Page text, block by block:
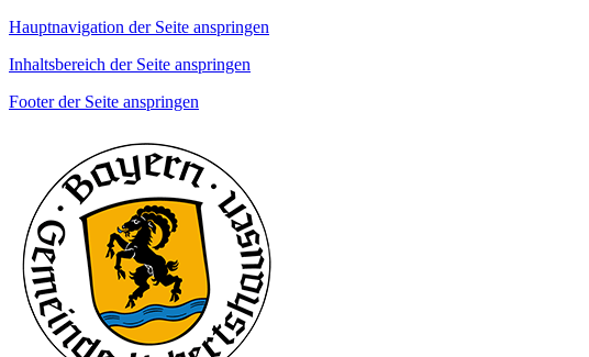
Hauptnavigation der Seite anspringen
Inhaltsbereich der Seite anspringen
Footer der Seite anspringen